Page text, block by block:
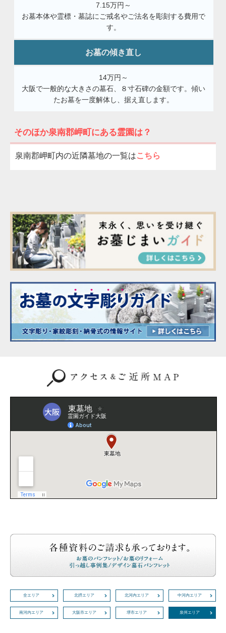
7.15万円～
お墓本体や霊標・墓誌にご戒名やご法名を彫刻する費用で
す。
お墓の傾き直し
14万円～
大阪で一般的な大きさの墓石、８寸石碑の金額です。傾い
たお墓を一度解体し、据え直します。
そのほか泉南郡岬町にある霊園は？
泉南郡岬町内の近隣墓地の一覧はこちら
全エリア 北摂エリア 北河内エリア 中河内エリア
南河内エリア 大阪市エリア 堺市エリア 泉州エリア